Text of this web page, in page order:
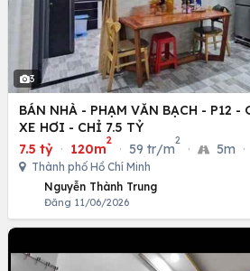
3
BÁN NHÀ - PHẠM VĂN BẠCH - P12 -
XE HƠI - CHỈ 7.5 TỶ
7.5 tỷ · 120m
2
· 59 tr/m
2
· 5m ·
Thành phố Hồ Chí Minh
Nguyễn Thành Trung
Đăng 11/06/2026